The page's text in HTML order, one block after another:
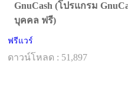
GnuCash (โปรแกรม
บุคคล ฟรี)
ฟรีแวร์
ดาวน์โหลด : 51,897